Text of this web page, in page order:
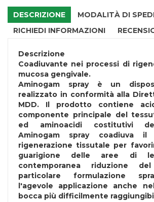
DESCRIZIONE
MODALITÀ DI
RICHIEDI INFORMAZIONI
Descrizione
Coadiuvante nei processi di
mucosa gengivale.
Aminogam spray è un
realizzato in conformità alla
MDD. Il prodotto contiene
componente principale del
ed aminoacidi costitutivi
Aminogam spray coadiuva
rigenerazione tissutale per
guarigione delle aree di
contemporanea riduzione
particolare formulazione
l'agevole applicazione anche
bocca più difficilmente